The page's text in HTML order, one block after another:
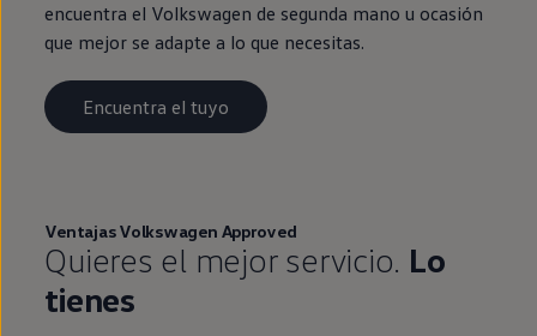
encuentra el Volkswagen de segunda mano u ocasión
que mejor se adapte a lo que necesitas.
Encuentra el tuyo
Ventajas Volkswagen Approved
Quieres el mejor servicio. Lo
tienes